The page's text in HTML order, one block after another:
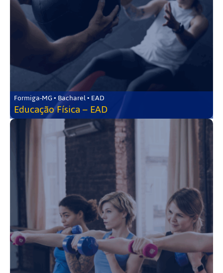
Formiga-MG • Bacharel • EAD
Educação Física – EAD